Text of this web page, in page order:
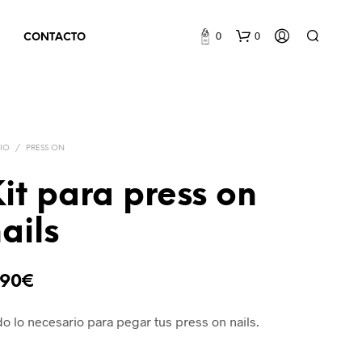
CONTACTO 0 0
/ PRESS ON
para press on
€
lo necesario para pegar tus press on nails.